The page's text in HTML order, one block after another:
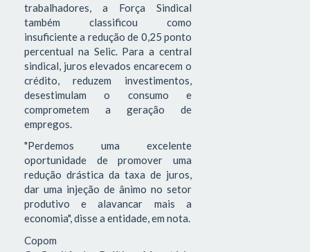
trabalhadores, a Força Sindical
também classificou como
insuficiente a redução de 0,25 ponto
percentual na Selic. Para a central
sindical, juros elevados encarecem o
crédito, reduzem investimentos,
desestimulam o consumo e
comprometem a geração de
empregos.
"Perdemos uma excelente
oportunidade de promover uma
redução drástica da taxa de juros,
dar uma injeção de ânimo no setor
produtivo e alavancar mais a
economia", disse a entidade, em nota.
Copom